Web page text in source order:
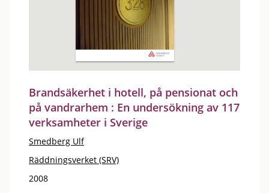
Brandsäkerhet i hotell, på pensionat och
på vandrarhem : En undersökning av 117
verksamheter i Sverige
Smedberg Ulf
Räddningsverket (SRV)
2008